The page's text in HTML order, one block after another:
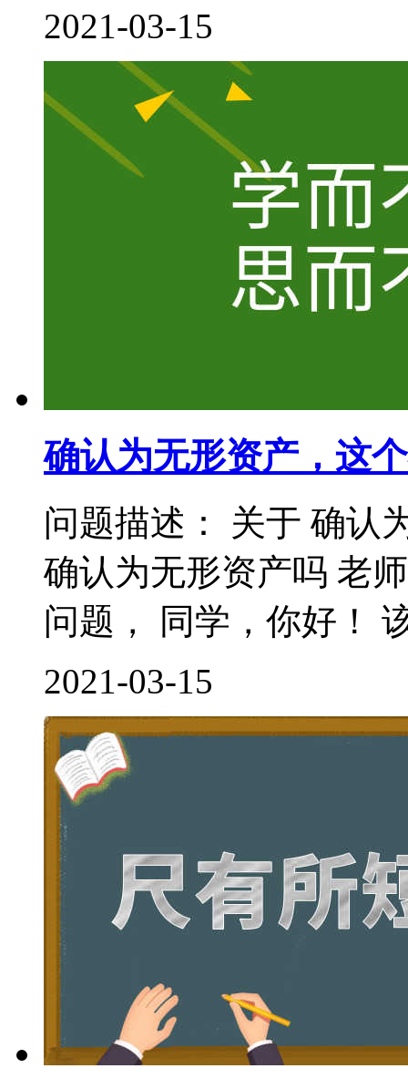
2021-03-15
确认为无形资产，这
问题描述： 关于 确认
确认为无形资产吗 老
问题， 同学，你好！
2021-03-15